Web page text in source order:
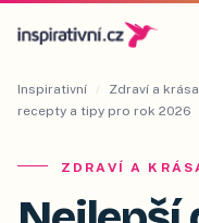
Inspirativní / Zdraví a krása
recepty a tipy pro rok 2026
ZDRAVÍ A